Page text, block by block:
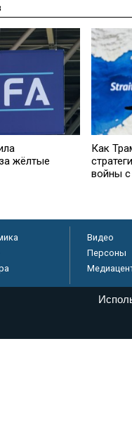
жёлтые
Как
войны
Видео
Персоны
сфере связи, информационных